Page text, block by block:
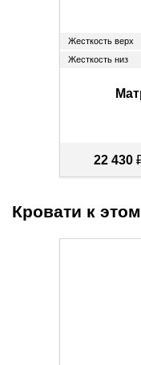
Жесткость верх
Жесткость низ
22 430
Кровати к